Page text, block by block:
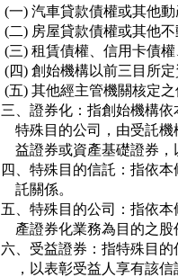
(一) 汽車貸款債權或其他
(二) 房屋貸款債權或其他
(三) 租賃債權、信用卡債
(四) 創始機構以前三目所
(五) 其他經主管機關核定
三、證券化：指創始機構
特殊目的公司，由受託
益證券或資產基礎證券
四、特殊目的信託：指依
    託關係。
五、特殊目的公司：指依
產證券化業務為目的之
六、受益證券：指特殊目
，以表彰受益人享有該